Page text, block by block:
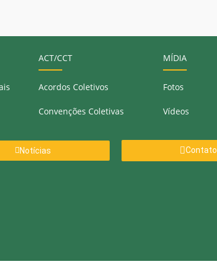
ACT/CCT
Acordos Coletivos
Convenções Coletivas
MÍDIA
Fotos
Vídeos
Notícias Contato